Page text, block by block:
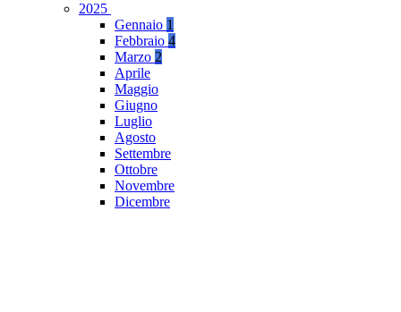
2025
Gennaio 1
Febbraio 4
Marzo 2
Aprile
Maggio
Giugno
Luglio
Agosto
Settembre
Ottobre
Novembre
Dicembre